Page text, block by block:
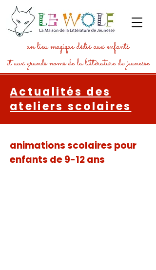
un lieu magique dédié aux enfants
et aux grands noms de la littérature de jeunesse
Actualités des
ateliers scolaires
animations scolaires pour
enfants de 9-12 ans